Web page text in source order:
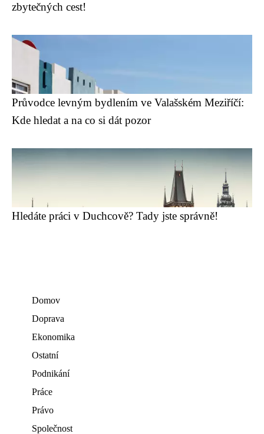
zbytečných cest!
Průvodce levným bydlením ve Valašském Meziříčí:
Kde hledat a na co si dát pozor
Hledáte práci v Duchcově? Tady jste správně!
Domov
Doprava
Ekonomika
Ostatní
Podnikání
Práce
Právo
Společnost